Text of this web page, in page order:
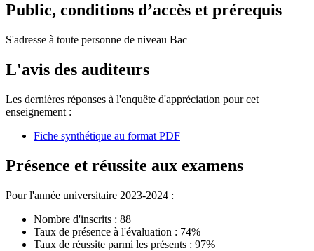
Public, conditions d’accès et prérequis
S'adresse à toute personne de niveau Bac
L'avis des auditeurs
Les dernières réponses à l'enquête d'appréciation pour cet
enseignement :
Fiche synthétique au format PDF
Présence et réussite aux examens
Pour l'année universitaire 2023-2024 :
Nombre d'inscrits : 88
Taux de présence à l'évaluation : 74%
Taux de réussite parmi les présents : 97%